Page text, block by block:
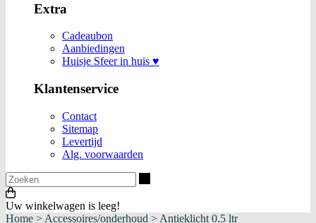
Extra
Cadeaubon
Aanbiedingen
Huisje Sfeer in huis ♥
Klantenservice
Contact
Sitemap
Levertijd
Alg. voorwaarden
Uw winkelwagen is leeg!
Home > Accessoires/onderhoud > Antieklicht 0.5 ltr